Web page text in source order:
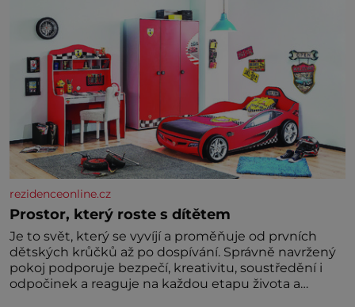
rezidenceonline.cz
Prostor, který roste s dítětem
Je to svět, který se vyvíjí a proměňuje od prvních
dětských krůčků až po dospívání. Správně navržený
pokoj podporuje bezpečí, kreativitu, soustředění i
odpočinek a reaguje na každou etapu života a